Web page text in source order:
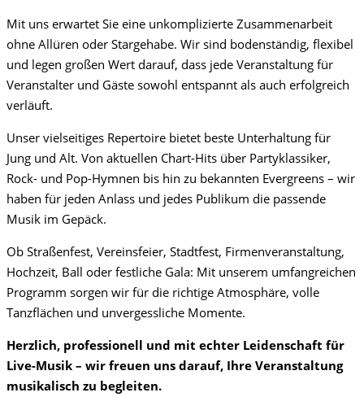
Mit uns erwartet Sie eine unkomplizierte Zusammenarbeit
ohne Allüren oder Stargehabe. Wir sind bodenständig, flexibel
und legen großen Wert darauf, dass jede Veranstaltung für
Veranstalter und Gäste sowohl entspannt als auch erfolgreich
verläuft.
Unser vielseitiges Repertoire bietet beste Unterhaltung für
Jung und Alt. Von aktuellen Chart-Hits über Partyklassiker,
Rock- und Pop-Hymnen bis hin zu bekannten Evergreens – wir
haben für jeden Anlass und jedes Publikum die passende
Musik im Gepäck.
Ob Straßenfest, Vereinsfeier, Stadtfest, Firmenveranstaltung,
Hochzeit, Ball oder festliche Gala: Mit unserem umfangreichen
Programm sorgen wir für die richtige Atmosphäre, volle
Tanzflächen und unvergessliche Momente.
Herzlich, professionell und mit echter Leidenschaft für
Live-Musik – wir freuen uns darauf, Ihre Veranstaltung
musikalisch zu begleiten.